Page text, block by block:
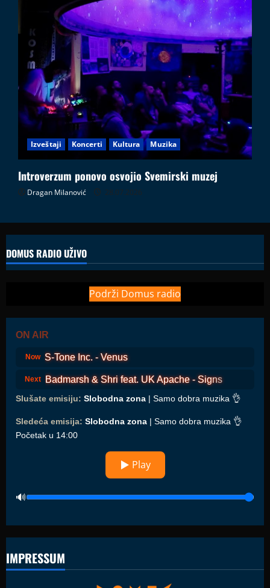
Izveštaji Koncerti Kultura Muzika
Introverzum ponovo osvojio Svemirski muzej
Dragan Milanović 28.07.2026
DOMUS RADIO UŽIVO
Podrži Domus radio
ON AIR
Now S-Tone Inc. - Venus
Next Badmarsh & Shri feat. UK Apache - Signs
Slušate emisiju: Slobodna zona | Samo dobra muzika 👌
Sledeća emisija: Slobodna zona | Samo dobra muzika 👌
Početak u 14:00
▶ Play
IMPRESSUM